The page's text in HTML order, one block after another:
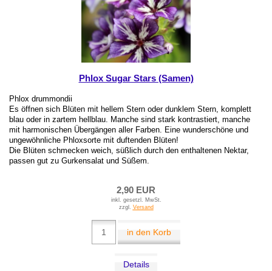
Phlox Sugar Stars (Samen)
Phlox drummondii
Es öffnen sich Blüten mit hellem Stern oder dunklem Stern, komplett
blau oder in zartem hellblau. Manche sind stark kontrastiert, manche
mit harmonischen Übergängen aller Farben. Eine wunderschöne und
ungewöhnliche Phloxsorte mit duftenden Blüten!
Die Blüten schmecken weich, süßlich durch den enthaltenen Nektar,
passen gut zu Gurkensalat und Süßem.
2,90 EUR
inkl. gesetzl. MwSt.
zzgl. Versand
in den Korb
Details